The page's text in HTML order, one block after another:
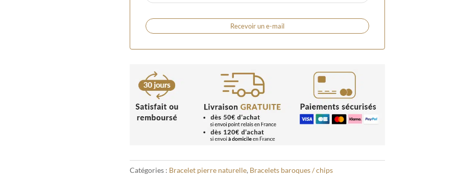
Recevoir un e-mail
Catégories : Bracelet pierre naturelle, Bracelets baroques / chips